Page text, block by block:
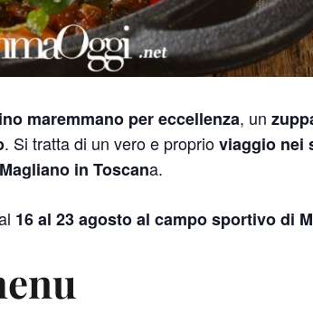
maremmano per eccellenza, un
. Si tratta di un vero e proprioviaggio nei
Magliano in Toscana.
16 al 23 agosto al campo sportivo di